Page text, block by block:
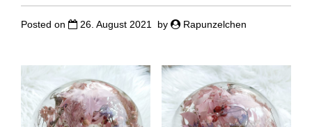
Posted on 26. August 2021 by Rapunzelchen